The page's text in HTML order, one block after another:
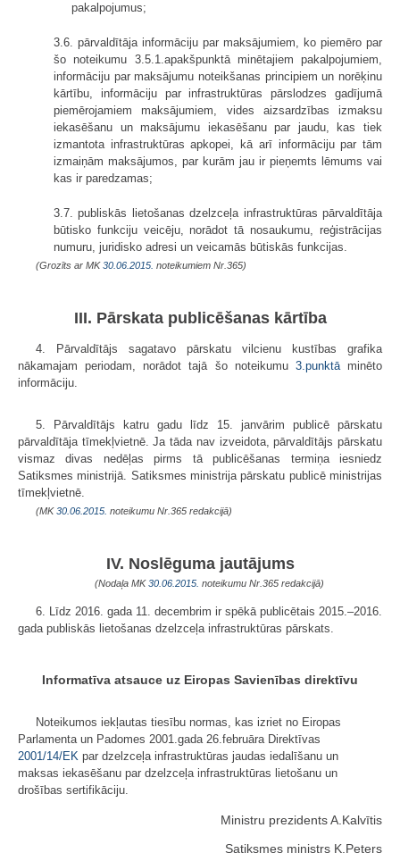
pakalpojumus;
3.6. pārvaldītāja informāciju par maksājumiem, ko piemēro par
šo noteikumu 3.5.1.apakšpunktā minētajiem pakalpojumiem,
informāciju par maksājumu noteikšanas principiem un norēķinu
kārtību, informāciju par infrastruktūras pārslodzes gadījumā
piemērojamiem maksājumiem, vides aizsardzības izmaksu
iekasēšanu un maksājumu iekasēšanu par jaudu, kas tiek
izmantota infrastruktūras apkopei, kā arī informāciju par tām
izmaiņām maksājumos, par kurām jau ir pieņemts lēmums vai
kas ir paredzamas;
3.7. publiskās lietošanas dzelzceļa infrastruktūras pārvaldītāja
būtisko funkciju veicēju, norādot tā nosaukumu, reģistrācijas
numuru, juridisko adresi un veicamās būtiskās funkcijas.
(Grozīts ar MK30.06.2015. noteikumiem Nr.365)
III. Pārskata publicēšanas kārtība
4. Pārvaldītājs sagatavo pārskatu vilcienu kustības grafika
nākamajam periodam, norādot tajā šo noteikumu 3.punktāminēto
informāciju.
5. Pārvaldītājs katru gadu līdz 15. janvārim publicē pārskatu
pārvaldītāja tīmekļvietnē. Ja tāda nav izveidota, pārvaldītājs pārskatu
vismaz divas nedēļas pirms tā publicēšanas termiņa iesniedz
Satiksmes ministrijā. Satiksmes ministrija pārskatu publicē ministrijas
tīmekļvietnē.
(MK30.06.2015. noteikumu Nr.365 redakcijā)
IV. Noslēguma jautājums
(Nodaļa MK30.06.2015. noteikumu Nr.365 redakcijā)
6. Līdz 2016. gada 11. decembrim ir spēkā publicētais 2015.–2016.
gada publiskās lietošanas dzelzceļa infrastruktūras pārskats.
Informatīva atsauce uz Eiropas Savienības direktīvu
Noteikumos iekļautas tiesību normas, kas izriet no Eiropas
Parlamenta un Padomes 2001.gada 26.februāra Direktīvas
2001/14/EK par dzelzceļa infrastruktūras jaudas iedalīšanu un
maksas iekasēšanu par dzelzceļa infrastruktūras lietošanu un
drošības sertifikāciju.
Ministru prezidents A.Kalvītis
Satiksmes ministrs K.Peters